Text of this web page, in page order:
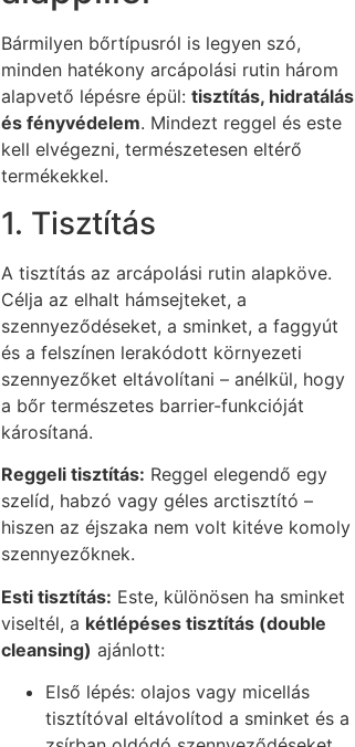
Bármilyen bőrtípusról is legyen szó,
minden hatékony arcápolási rutin három
alapvető lépésre épül: tisztítás, hidratálás
és fényvédelem. Mindezt reggel és este
kell elvégezni, természetesen eltérő
termékekkel.
1. Tisztítás
A tisztítás az arcápolási rutin alapköve.
Célja az elhalt hámsejteket, a
szennyeződéseket, a sminket, a faggyút
és a felszínen lerakódott környezeti
szennyezőket eltávolítani – anélkül, hogy
a bőr természetes barrier-funkcióját
károsítaná.
Reggeli tisztítás: Reggel elegendő egy
szelíd, habzó vagy géles arctisztító –
hiszen az éjszaka nem volt kitéve komoly
szennyezőknek.
Esti tisztítás: Este, különösen ha sminket
viseltél, a kétlépéses tisztítás (double
cleansing) ajánlott:
Első lépés: olajos vagy micellás
tisztítóval eltávolítod a sminket és a